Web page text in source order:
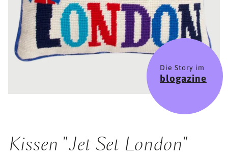
Die Story im
blogazine
Kissen "Jet Set London"